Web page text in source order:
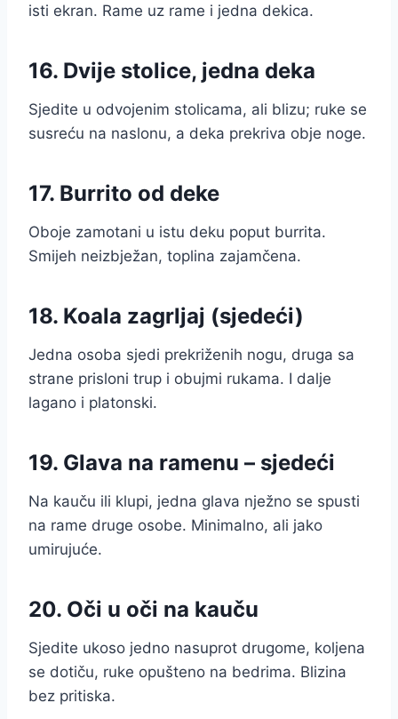
isti ekran. Rame uz rame i jedna dekica.
16. Dvije stolice, jedna deka
Sjedite u odvojenim stolicama, ali blizu; ruke se
susreću na naslonu, a deka prekriva obje noge.
17. Burrito od deke
Oboje zamotani u istu deku poput burrita.
Smijeh neizbježan, toplina zajamčena.
18. Koala zagrljaj (sjedeći)
Jedna osoba sjedi prekriženih nogu, druga sa
strane prisloni trup i obujmi rukama. I dalje
lagano i platonski.
19. Glava na ramenu – sjedeći
Na kauču ili klupi, jedna glava nježno se spusti
na rame druge osobe. Minimalno, ali jako
umirujuće.
20. Oči u oči na kauču
Sjedite ukoso jedno nasuprot drugome, koljena
se dotiču, ruke opušteno na bedrima. Blizina
bez pritiska.